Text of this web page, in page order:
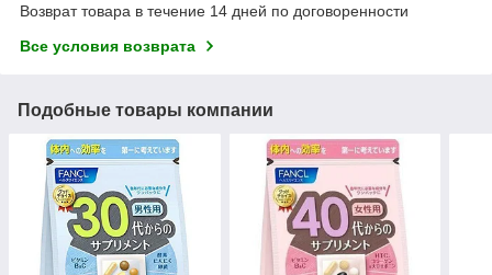
Возврат товара в течение 14 дней по договоренности
Все условия возврата
Подобные товары компании